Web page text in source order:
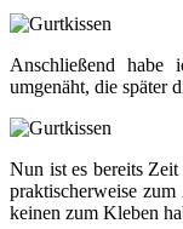
Anschließend habe
umgenäht, die später
Nun ist es bereits
praktischerweise
keinen zum Kleben